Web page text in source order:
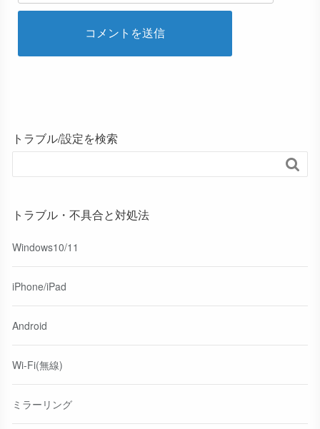
トラブル/設定を検索

トラブル・不具合と対処法
Windows10/11
iPhone/iPad
Android
Wi-Fi(無線)
ミラーリング